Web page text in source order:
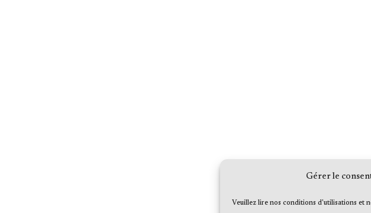
Gérer le
Veuillez lire nos conditions d'utilisations et